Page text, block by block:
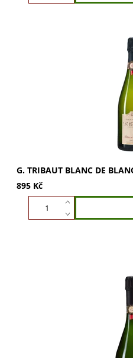
G. Tribaut Blanc de Blancs
Osvěžující citrusové tóny s
mineralitou. Ideální pro
G. TRIBAUT BLANC DE
895 Kč
G. Tribaut Grande Cuvée
a ovoce. Smetanově
meruněk, mandlí a briošky....